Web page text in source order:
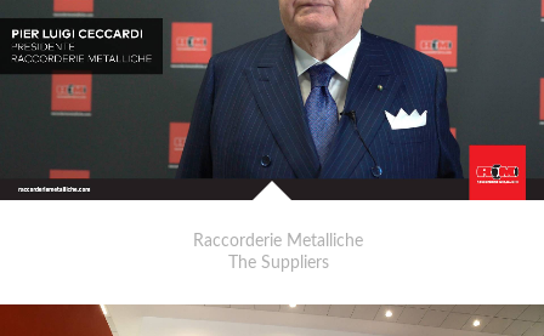
Raccorderie Metalliche
The Suppliers